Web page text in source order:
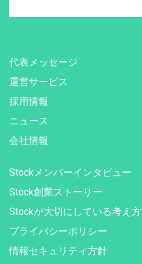
代表メッセージ
運営サービス
採用情報
ニュース
会社情報
Stockメンバーインタビュー
Stock創業ストーリー
Stockが大切にしている考え方
プライバシーポリシー
情報セキュリティ方針